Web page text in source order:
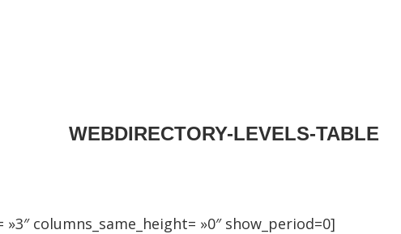
WEBDIRECTORY-LEVELS-TABLE
columns_same_height= »0″ show_period=0]